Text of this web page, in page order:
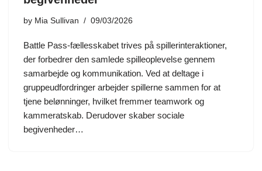
by Mia Sullivan 09/03/2026
Battle Pass-fællesskabet trives på spillerinteraktioner,
der forbedrer den samlede spilleoplevelse gennem
samarbejde og kommunikation. Ved at deltage i
gruppeudfordringer arbejder spillerne sammen for at
tjene belønninger, hvilket fremmer teamwork og
kammeratskab. Derudover skaber sociale
begivenheder…